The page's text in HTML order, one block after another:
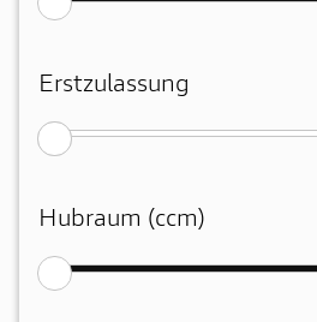
Erstzulassung
Hubraum (ccm)